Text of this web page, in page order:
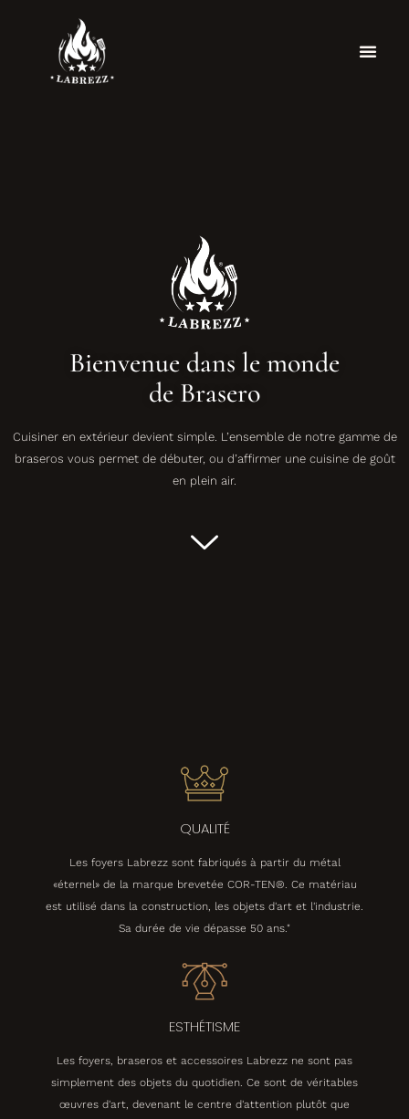
Bienvenue dans le monde
de Brasero
Cuisiner en extérieur devient simple. L’ensemble de notre gamme de
braseros vous permet de débuter, ou d’affirmer une cuisine de goût
en plein air.
QUALITÉ
Les foyers Labrezz sont fabriqués à partir du métal
«éternel» de la marque brevetée COR-TEN®. Ce matériau
est utilisé dans la construction, les objets d'art et l'industrie.
Sa durée de vie dépasse 50 ans."
ESTHÉTISME
Les foyers, braseros et accessoires Labrezz ne sont pas
simplement des objets du quotidien. Ce sont de véritables
œuvres d'art, devenant le centre d'attention plutôt que